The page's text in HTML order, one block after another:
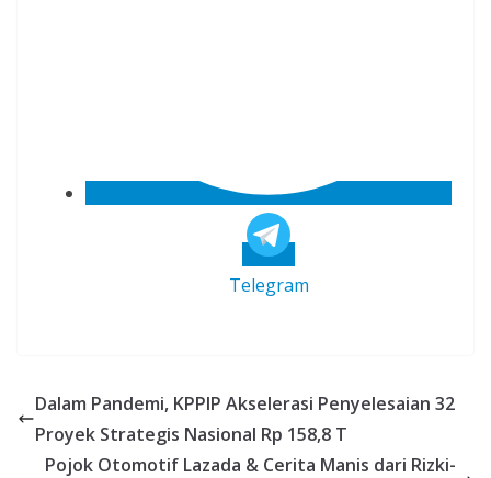
Telegram
Dalam Pandemi, KPPIP Akselerasi Penyelesaian 32
Proyek Strategis Nasional Rp 158,8 T
Pojok Otomotif Lazada & Cerita Manis dari Rizki-